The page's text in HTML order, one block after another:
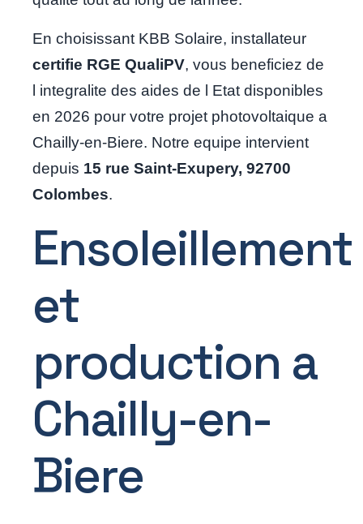
En choisissant KBB Solaire, installateur
certifie RGE QualiPV, vous beneficiez de
l integralite des aides de l Etat disponibles
en 2026 pour votre projet photovoltaique a
Chailly-en-Biere. Notre equipe intervient
depuis 15 rue Saint-Exupery, 92700
Colombes.
Ensoleillement
et
production a
Chailly-en-
Biere